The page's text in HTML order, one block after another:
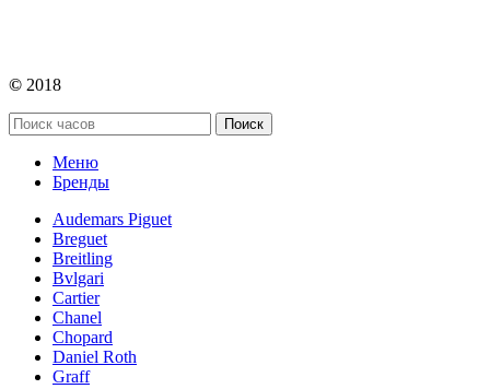
© 2018
Поиск
Меню
Бренды
Audemars Piguet
Breguet
Breitling
Bvlgari
Cartier
Chanel
Chopard
Daniel Roth
Graff